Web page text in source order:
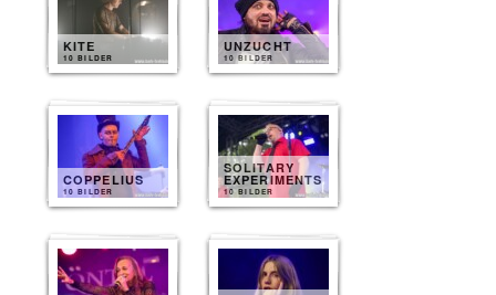
KITE
10 BILDER
UNZUCHT
10 BILDER
COPPELIUS
10 BILDER
SOLITARY
EXPERIMENTS
10 BILDER